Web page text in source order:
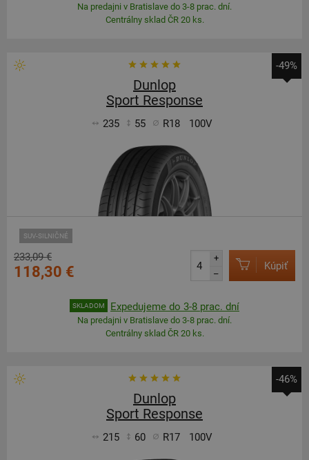
Na predajni v Bratislave do 3-8 prac. dní.
Centrálny sklad ČR 20 ks.
-49%
Dunlop
Sport Response
235 55 R18 100V
SUV-SILNIČNÉ
233,09 €
118,30 €
+
–
Kúpiť
SKLADOM Expedujeme do 3-8 prac. dní
Na predajni v Bratislave do 3-8 prac. dní.
Centrálny sklad ČR 20 ks.
-46%
Dunlop
Sport Response
215 60 R17 100V